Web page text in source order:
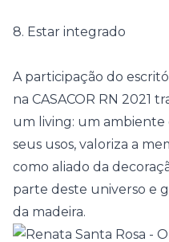
8. Estar integrado
A participação do
na CASACOR RN 2021
um living: um ambiente
seus usos, valoriza a
como aliado da
parte deste universo e
da madeira.